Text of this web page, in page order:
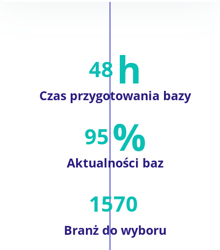
48 h
Czas przygotowania bazy
95%
Aktualności baz
1570
Branż do wyboru